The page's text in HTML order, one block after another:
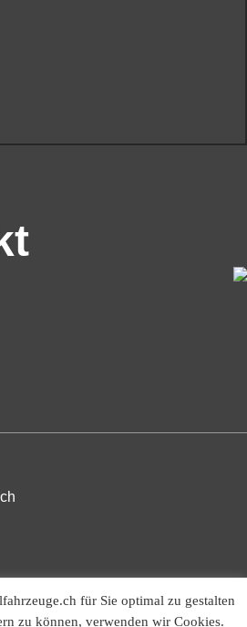
Maps öffnen
für Sie optimal zu gestalten
zu können, verwenden wir Cookies.